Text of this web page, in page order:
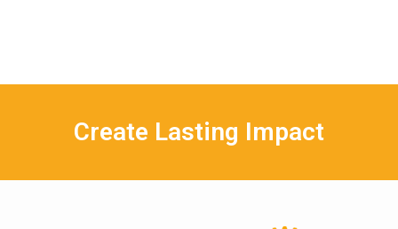
Create Lasting Impact